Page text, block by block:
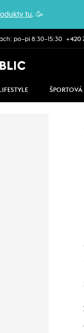
tu. 🥳
po–pi 8:30–15:30 +420
LIFESTYLE